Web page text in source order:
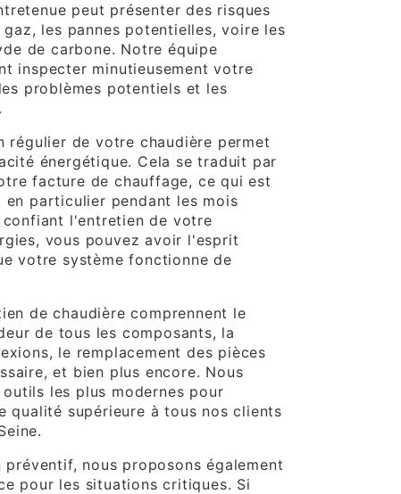
peut présenter des risques
les pannes potentielles, voire les
de carbone. Notre équipe
inspecter minutieusement votre
problèmes potentiels et les
régulier de votre chaudière permet
énergétique. Cela se traduit par
facture de chauffage, ce qui est
particulier pendant les mois
l'entretien de votre
vous pouvez avoir l'esprit
votre système fonctionne de
de chaudière comprennent le
de tous les composants, la
le remplacement des pièces
et bien plus encore. Nous
les plus modernes pour
qualité supérieure à tous nos clients
nous proposons également
pour les situations critiques. Si